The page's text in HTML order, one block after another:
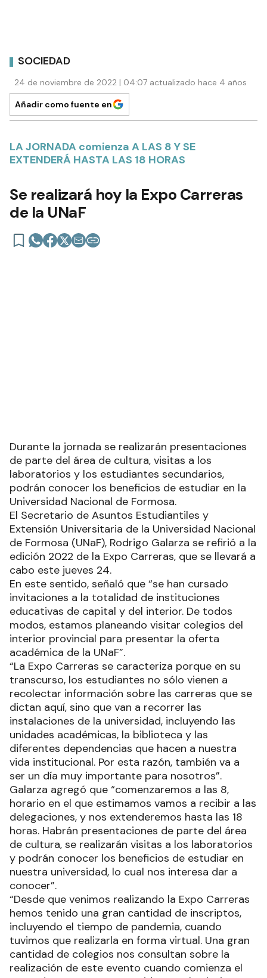
SOCIEDAD
24 de noviembre de 2022 | 04:07 actualizado hace 4 años
Añadir como fuente en
LA JORNADA comienza A LAS 8 Y SE
EXTENDERÁ HASTA LAS 18 HORAS
Se realizará hoy la Expo Carreras
de la UNaF
Durante la jornada se realizarán presentaciones
de parte del área de cultura, visitas a los
laboratorios y los estudiantes secundarios,
podrán conocer los beneficios de estudiar en la
Universidad Nacional de Formosa.
El Secretario de Asuntos Estudiantiles y
Extensión Universitaria de la Universidad Nacional
de Formosa (UNaF), Rodrigo Galarza se refirió a la
edición 2022 de la Expo Carreras, que se llevará a
cabo este jueves 24.
En este sentido, señaló que “se han cursado
invitaciones a la totalidad de instituciones
educativas de capital y del interior. De todos
modos, estamos planeando visitar colegios del
interior provincial para presentar la oferta
académica de la UNaF”.
“La Expo Carreras se caracteriza porque en su
transcurso, los estudiantes no sólo vienen a
recolectar información sobre las carreras que se
dictan aquí, sino que van a recorrer las
instalaciones de la universidad, incluyendo las
unidades académicas, la biblioteca y las
diferentes dependencias que hacen a nuestra
vida institucional. Por esta razón, también va a
ser un día muy importante para nosotros”.
Galarza agregó que “comenzaremos a las 8,
horario en el que estimamos vamos a recibir a las
delegaciones, y nos extenderemos hasta las 18
horas. Habrán presentaciones de parte del área
de cultura, se realizarán visitas a los laboratorios
y podrán conocer los beneficios de estudiar en
nuestra universidad, lo cual nos interesa dar a
conocer”.
“Desde que venimos realizando la Expo Carreras
hemos tenido una gran cantidad de inscriptos,
incluyendo el tiempo de pandemia, cuando
tuvimos que realizarla en forma virtual. Una gran
cantidad de colegios nos consultan sobre la
realización de este evento cuando comienza el